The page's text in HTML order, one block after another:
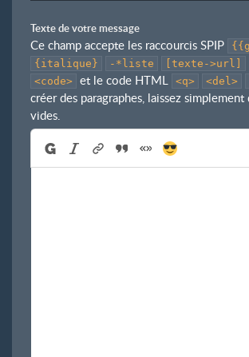
Texte de votre message
Ce champ accepte les raccourcis SPIP
{italique}
-*liste [texte->url]
<code>
et le code HTML <q> <del>
créer des paragraphes, laissez simplement
vides.